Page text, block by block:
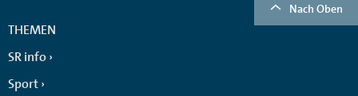
Nach Oben
THEMEN
SR info
Sport